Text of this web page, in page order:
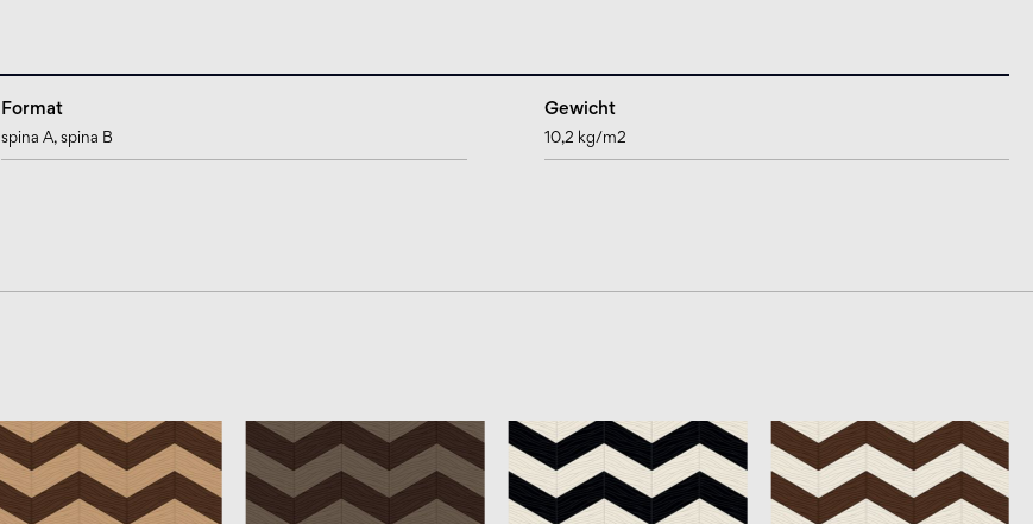
Format
spina A, spina B
Gewicht
10,2 kg/m2